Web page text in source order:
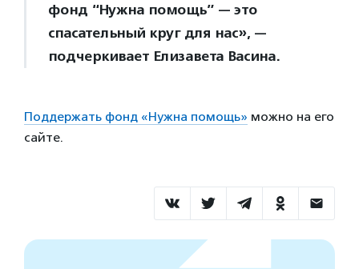
фонд “Нужна помощь” — это
спасательный круг для нас», —
подчеркивает Елизавета Васина.
Поддержать фонд «Нужна помощь» можно на его
сайте.